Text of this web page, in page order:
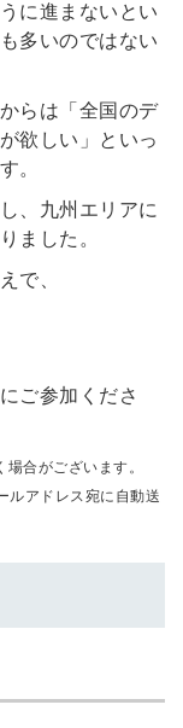
に進まないとい
多いのではない
らは「全国のデ
欲しい」といっ
。
、九州エリアに
ました。
で、
ご参加くださ
合がございます。
ルアドレス宛に自動送